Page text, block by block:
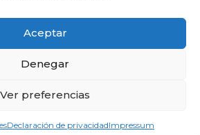
Aceptar
Denegar
Ver preferencias
Declaración de privacidadImpressum